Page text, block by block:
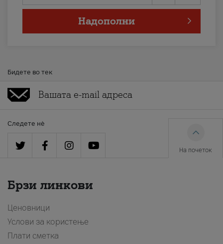
Надополни
Бидете во тек
Следете нè
На почеток
Брзи линкови
Ценовници
Услови за користење
Плати сметка